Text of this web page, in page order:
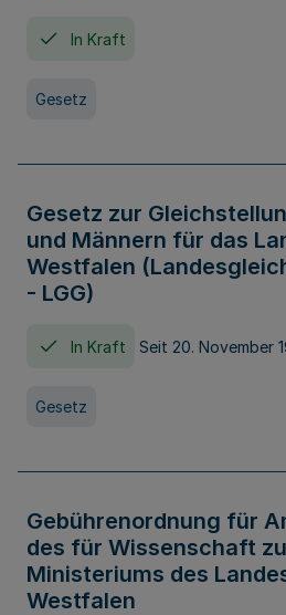
In Kraft
Gesetz
Gesetz zur
und Männern für das
Westfalen
- LGG)
In Kraft Seit 20. November
Gesetz
Gebührenordnung für
des für Wissenschaft
Ministeriums des
Westfalen